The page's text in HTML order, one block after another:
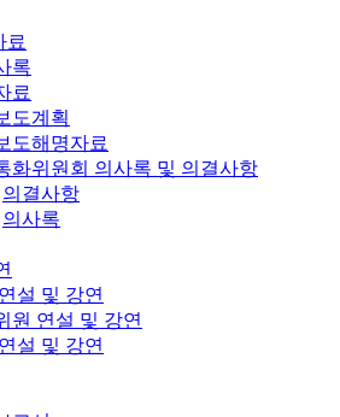
료
록
료
도계획
도해명자료
화위원회 의사록 및 의결사항
의결사항
의사록
설 및 강연
원 연설 및 강연
설 및 강연